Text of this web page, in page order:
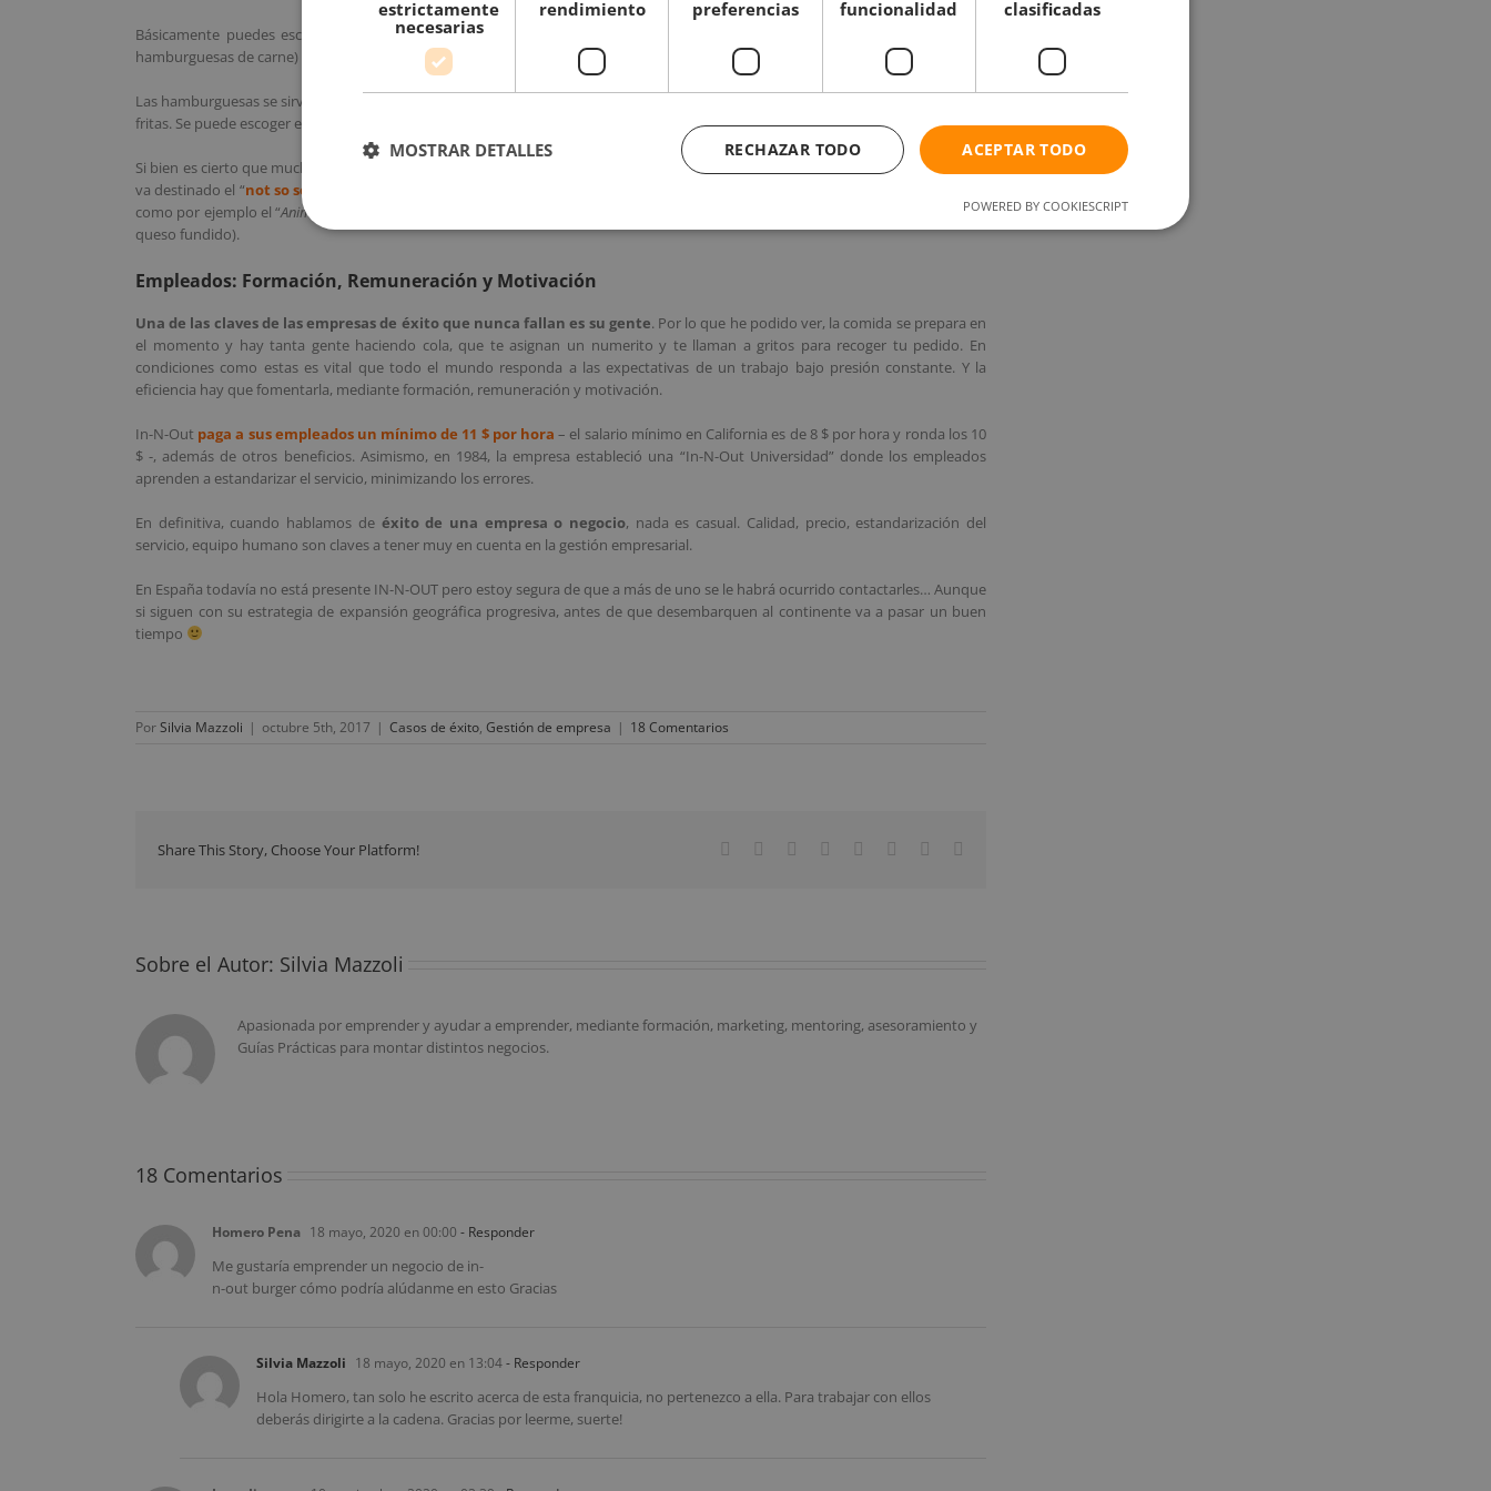
Básicamente puedes escoger entre el tamañoDouble-double
hamburguesas de carne) o simple; con o sin queso (cheeseburger o hamburger).
Las hamburguesas se sirven con
fritas. Se puede escoger entre batidos (chocolate, fresa, vainilla) o refrescos.
Si bien es cierto que muchas personas valoran la sencillez y falta de complicaciones, hay otras que quieren más. A estas personas
va destinado el “not so secret menú
como por ejemplo el “Animal Style
” (las hamburguesas se cocinan con mostaza, salsa extra, cebolla a la parrilla y las patatas llevan
queso fundido).
Empleados: Formación, Remuneración y Motivación
Una de las claves de las empresas de éxito que nunca fallan es su gente. Por lo que he podido ver, la comida se prepara en
el momento y hay tanta gente haciendo cola, que te asignan un numerito y te llaman a gritos para recoger tu pedido. En
condiciones como estas es vital que todo el mundo responda a las expectativas de un trabajo bajo presión constante. Y la
eficiencia hay que fomentarla, mediante formación, remuneración y motivación.
In-N-Out paga a sus empleados un mínimo de 11 $ por hora – el salario mínimo en California es de 8 $ por hora y ronda los 10
$ -, además de otros beneficios. Asimismo, en 1984, la empresa estableció una “In-N-Out Universidad” donde los empleados
aprenden a estandarizar el servicio, minimizando los errores.
En definitiva, cuando hablamos de éxito de una empresa o negocio, nada es casual. Calidad, precio, estandarización del
servicio, equipo humano son claves a tener muy en cuenta en la gestión empresarial.
En España todavía no está presente IN-N-OUT pero estoy segura de que a más de uno se le habrá ocurrido contactarles… Aunque
si siguen con su estrategia de expansión geográfica progresiva, antes de que desembarquen al continente va a pasar un buen
tiempo
PorSilvia Mazzoli | octubre 5th, 2017 | Casos de éxito, Gestión de empresa | 18 Comentarios
Share This Story, Choose Your Platform! Facebook
TwitterReddit LinkedIn
TumblrPinterest
Sobre el Autor: Silvia Mazzoli
Apasionada por emprender y ayudar a emprender, mediante formación, marketing, mentoring, asesoramiento y
Guías Prácticas para montar distintos negocios.
18 Comentarios
Homero Pena 18 mayo, 2020 en 00:00 - Responder
Me gustaría emprender un negocio de in-
n-out burger cómo podría alúdanme en esto Gracias
Silvia Mazzoli 18 mayo, 2020 en 13:04- Responder
Hola Homero, tan solo he escrito acerca de esta franquicia, no pertenezco a ella. Para trabajar con ellos
deberás dirigirte a la cadena. Gracias por leerme, suerte!
estrictamente
necesarias
rendimiento
preferencias
funcionalidad
clasificadas
ACEPTAR TODO
RECHAZAR TODO
MOSTRAR DETALLES
POWERED BY COOKIESCRIPT